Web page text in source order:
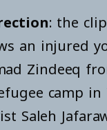
: the
an injured
Zindeeq
camp
Saleh